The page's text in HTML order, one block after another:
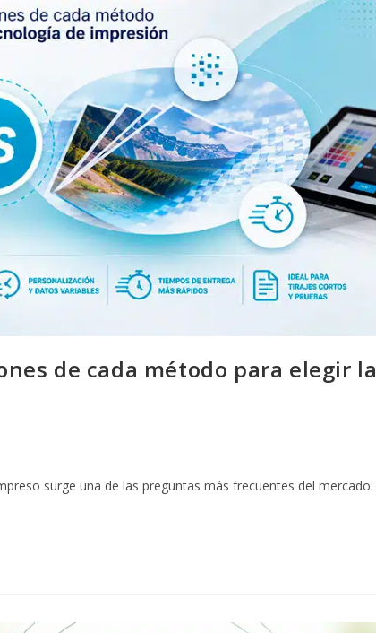
de cada método para elegir la
surge una de las preguntas más frecuentes del mercado: